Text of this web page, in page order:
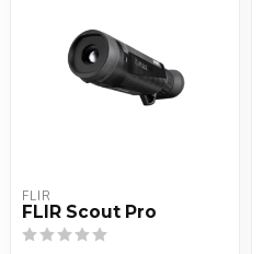
FLIR
FLIR Scout Pro